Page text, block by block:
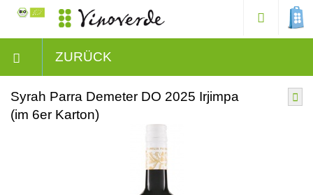
ZURÜCK
Syrah Parra Demeter DO 2025 Irjimpa
(im 6er Karton)